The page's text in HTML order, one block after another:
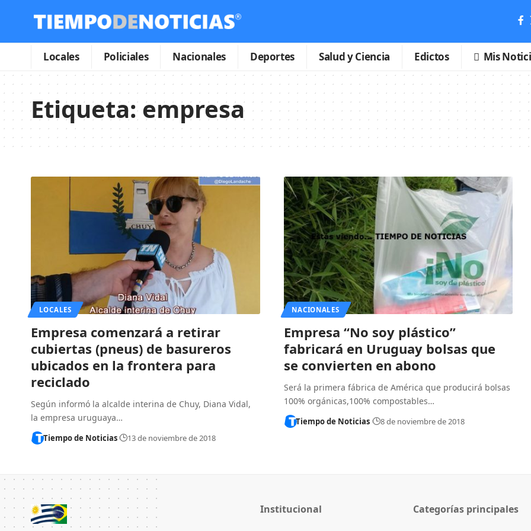
Locales Policiales Nacionales Deportes Salud y Ciencia Edictos Mis
Etiqueta:empresa
LOCALES
Empresa comenzará a retirar
cubiertas (pneus) de basureros
ubicados en la frontera para
reciclado
Según informó la alcalde interina de Chuy, Diana Vidal,
la empresa uruguaya…
Tiempo de Noticias 13 de noviembre de 2018
NACIONALES
Empresa “No soy plástico”
fabricará en Uruguay bolsas que
se convierten en abono
Será la primera fábrica de América que producirá bolsas
100% orgánicas,100% compostables…
Tiempo de Noticias 8 de noviembre de 2018
Institucional Categorías principales